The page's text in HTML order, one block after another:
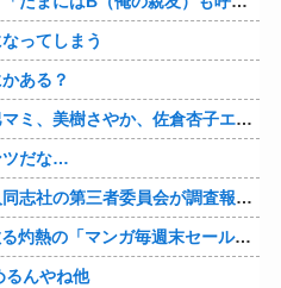
ってしまう
ある？
【画像】「まどか☆マギカ」巴マミ、美樹さやか、佐倉杏子エロすぎ放課後えんこーハメ撮りどぴゅどぴゅエチエチが最高すぎる❣
ツだな…
辺野古転覆ﾀﾋ亡事故、学校法人同志社の第三者委員会が調査報告書を公表 … 安全配慮義務違反や安全管理に関する検証を妨げた組織風土の存在を指摘
【朗報】Amazon、汗が飛び散る灼熱の「マンガ毎週末セール（50%還元）」を開催！他
るんやね他